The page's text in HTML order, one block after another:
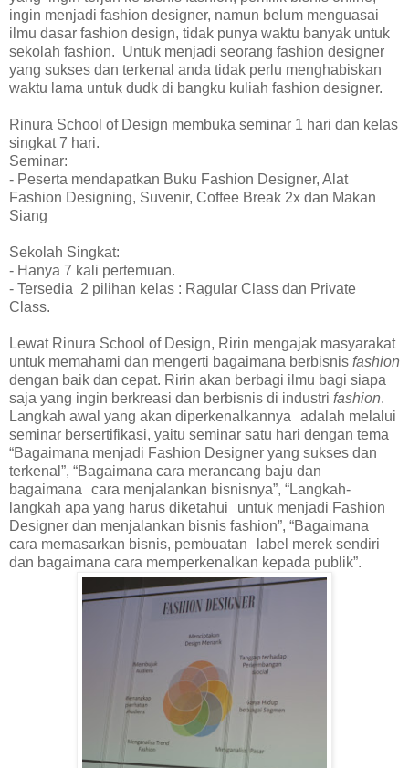
ingin menjadi fashion designer, namun belum menguasai
ilmu dasar fashion design, tidak punya waktu banyak untuk
sekolah fashion. Untuk menjadi seorang fashion designer
yang sukses dan terkenal anda tidak perlu menghabiskan
waktu lama untuk dudk di bangku kuliah fashion designer.
Rinura School of Design membuka seminar 1 hari dan kelas
singkat 7 hari.
Seminar:
- Peserta mendapatkan Buku Fashion Designer, Alat
Fashion Designing, Suvenir, Coffee Break 2x dan Makan
Siang
Sekolah Singkat:
- Hanya 7 kali pertemuan.
- Tersedia 2 pilihan kelas : Ragular Class dan Private
Class.
Lewat Rinura School of Design, Ririn mengajak masyarakat
untuk memahami dan mengerti bagaimana berbisnis fashion
dengan baik dan cepat. Ririn akan berbagi ilmu bagi siapa
saja yang ingin berkreasi dan berbisnis di industri fashion.
Langkah awal yang akan diperkenalkannya adalah melalui
seminar bersertifikasi, yaitu seminar satu hari dengan tema
“Bagaimana menjadi Fashion Designer yang sukses dan
terkenal”, “Bagaimana cara merancang baju dan
bagaimana cara menjalankan bisnisnya”, “Langkah-
langkah apa yang harus diketahui untuk menjadi Fashion
Designer dan menjalankan bisnis fashion”, “Bagaimana
cara memasarkan bisnis, pembuatan label merek sendiri
dan bagaimana cara memperkenalkan kepada publik”.